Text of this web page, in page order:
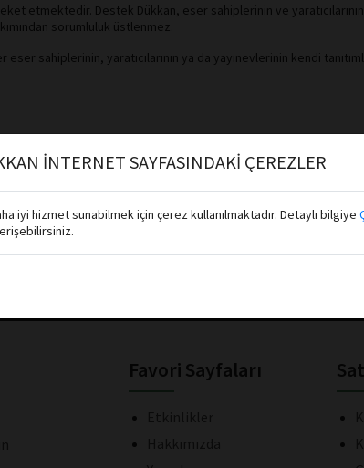
etmektedir. Destek Dükkan, eser sahiplerinin ve yaratıcılarının
sorumluluk üstlenmez.
sahiplerinin, yaratıcılarının ya da yayınevlerinin kendi
Favori Sayfaları
İNTERNET SAYFASINDAKİ ÇEREZLER
iyi hizmet sunabilmek için çerez kullanılmaktadır. Detaylı bilgiye